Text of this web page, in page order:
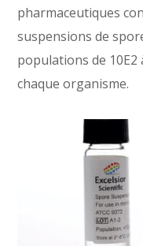
pharmaceutiques
suspensions de
populations de 10E2
chaque organisme.